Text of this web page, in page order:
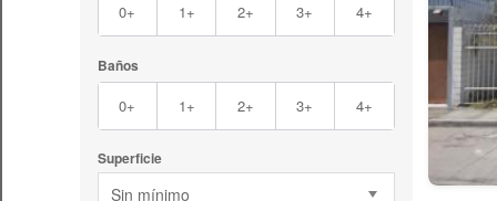
0+ 1+ 2+ 3+ 4+
Baños
0+ 1+ 2+ 3+ 4+
Superficie
Sin mínimo